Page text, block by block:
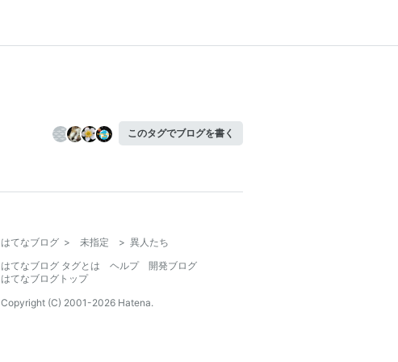
このタグでブログを書く
はてなブログ > 未指定 > 異人たち
はてなブログ タグとは
ヘルプ
開発ブログ
はてなブログトップ
Copyright (C) 2001-2026 Hatena.